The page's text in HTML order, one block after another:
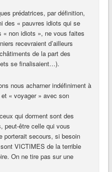
prédatrices, par définition,
des « pauvres idiots qui se
« non idiots », ne vous faites
recevraient d’ailleurs
de la part des
se finalisaient…).
nous acharner indéfiniment à
« voyager » avec son
qui dorment sont des
peut-être celle qui vous
porterait secours, si besoin
VICTIMES de la terrible
On ne tire pas sur une